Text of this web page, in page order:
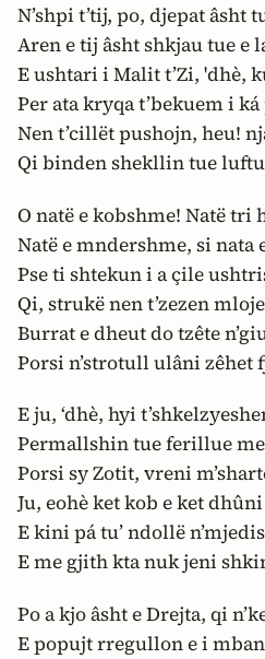
N’shpi t’tij, po, djepat âsht
Aren e tij âsht shkjau tue e
E ushtari i Malit t’Zi, 'dhè,
Per ata kryqa t’bekuem i
Nen t’cillët pushojn, heu!
Qi binden shekllin tue
O natë e kobshme! Natë tri
Natë e mndershme, si nata
Pse ti shtekun i a çile
Qi, strukë nen t’zezen
Burrat e dheut do tzête
Porsi n’strotull ulâni zêhet
E ju, ‘dhè, hyi
Permallshin tue ferillue
Porsi sy Zotit, vreni
Ju, eohè ket kob e ket
E kini pá tu’ ndollë
E me gjith kta nuk jeni
Po a kjo âsht e Drejta, qi
E popujt rregullon e i mban